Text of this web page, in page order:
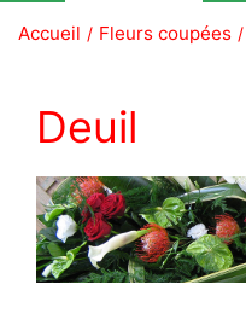
Accueil Fleurs coupées
Deuil